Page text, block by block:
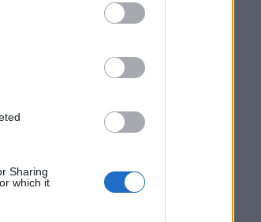
Sharing
which it
olvasása előfizetéses